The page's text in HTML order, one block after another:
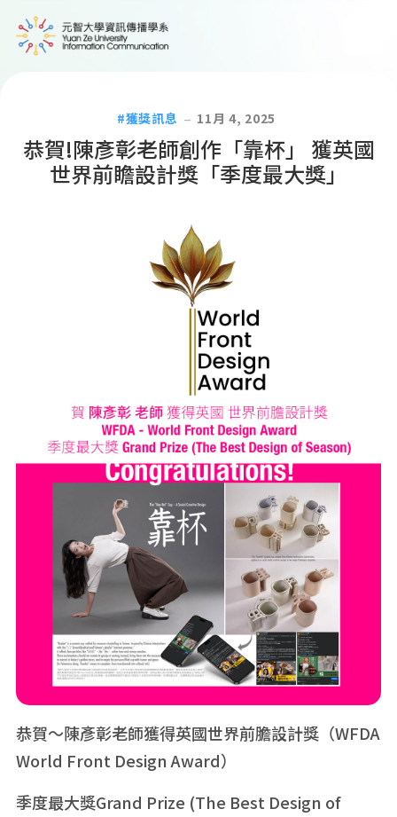
獲獎訊息 11月 4, 2025
恭賀!陳彥彰老師創作「靠杯」 獲英國
世界前瞻設計獎「季度最大獎」
恭賀～陳彥彰老師獲得英國世界前膽設計獎（WFDA
World Front Design Award）
季度最大獎Grand Prize (The Best Design of